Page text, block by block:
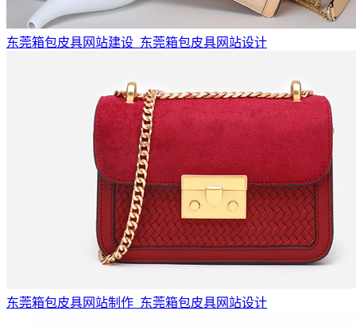
东莞箱包皮具网站建设_东莞箱包皮具网站设计
东莞箱包皮具网站制作_东莞箱包皮具网站设计